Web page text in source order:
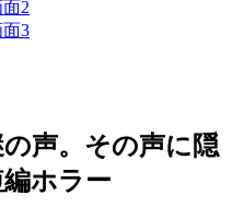
声。その声に隠
ホラー